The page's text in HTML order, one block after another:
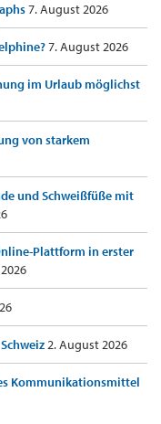
7. August 2026
7. August 2026
im Urlaub möglichst
von starkem
und Schweißfüße mit
Plattform in erster
2. August 2026
Kommunikationsmittel